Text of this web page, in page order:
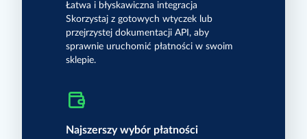
Łatwa i błyskawiczna integracja
Skorzystaj z gotowych wtyczek lub
przejrzystej dokumentacji API, aby
sprawnie uruchomić płatności w swoim
sklepie.
Najszerszy wybór płatności